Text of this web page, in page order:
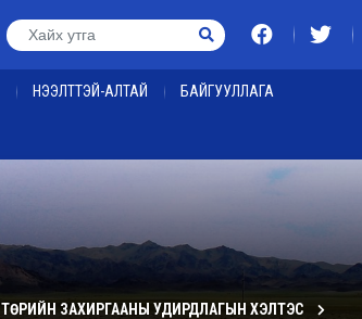
НЭЭЛТТЭЙ-АЛТАЙ БАЙГУУЛЛАГА
ТӨРИЙН ЗАХИРГААНЫ УДИРДЛАГЫН ХЭЛТЭС